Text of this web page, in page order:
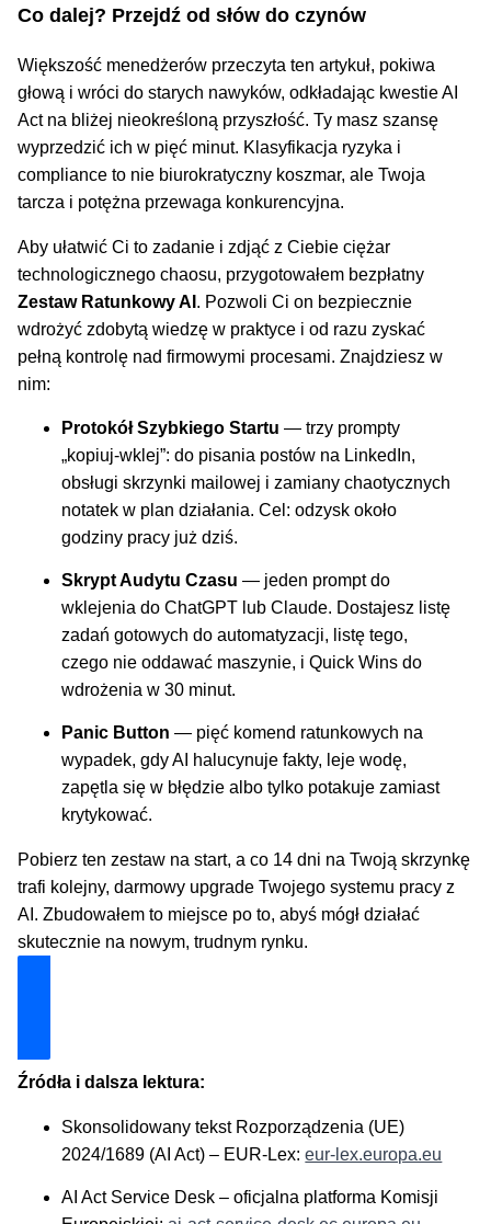
Co dalej? Przejdź od słów do czynów
Większość menedżerów przeczyta ten artykuł, pokiwa
głową i wróci do starych nawyków, odkładając kwestie AI
Act na bliżej nieokreśloną przyszłość. Ty masz szansę
wyprzedzić ich w pięć minut. Klasyfikacja ryzyka i
compliance to nie biurokratyczny koszmar, ale Twoja
tarcza i potężna przewaga konkurencyjna.
Aby ułatwić Ci to zadanie i zdjąć z Ciebie ciężar
technologicznego chaosu, przygotowałem bezpłatny
Zestaw Ratunkowy AI . Pozwoli Ci on bezpiecznie
wdrożyć zdobytą wiedzę w praktyce i od razu zyskać
pełną kontrolę nad firmowymi procesami. Znajdziesz w
nim:
Protokół Szybkiego Startu — trzy prompty
„kopiuj-wklej”: do pisania postów na LinkedIn,
obsługi skrzynki mailowej i zamiany chaotycznych
notatek w plan działania. Cel: odzysk około
godziny pracy już dziś.
Skrypt Audytu Czasu — jeden prompt do
wklejenia do ChatGPT lub Claude. Dostajesz listę
zadań gotowych do automatyzacji, listę tego,
czego nie oddawać maszynie, i Quick Wins do
wdrożenia w 30 minut.
Panic Button — pięć komend ratunkowych na
wypadek, gdy AI halucynuje fakty, leje wodę,
zapętla się w błędzie albo tylko potakuje zamiast
krytykować.
Pobierz ten zestaw na start, a co 14 dni na Twoją skrzynkę
trafi kolejny, darmowy upgrade Twojego systemu pracy z
AI. Zbudowałem to miejsce po to, abyś mógł działać
skutecznie na nowym, trudnym rynku.
Źródła i dalsza lektura:
Skonsolidowany tekst Rozporządzenia (UE)
2024/1689 (AI Act) – EUR-Lex:eur-lex.europa.eu
AI Act Service Desk – oficjalna platforma Komisji